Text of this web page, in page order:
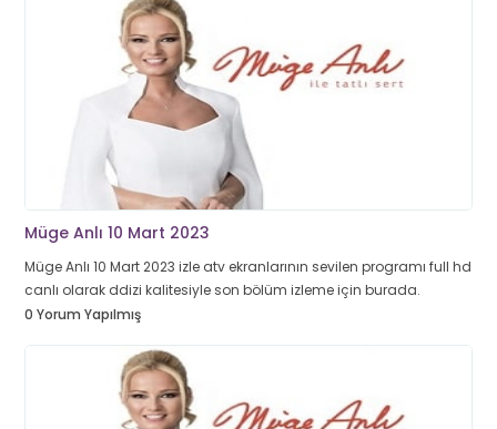
Müge Anlı 10 Mart 2023
Müge Anlı 10 Mart 2023 izle atv ekranlarının sevilen programı full hd
canlı olarak ddizi kalitesiyle son bölüm izleme için burada.
0 Yorum Yapılmış